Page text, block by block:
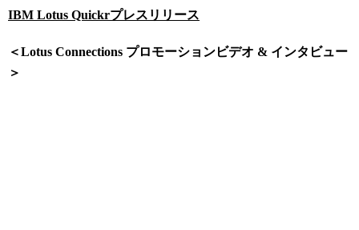
IBM Lotus Quickrプレスリリース
＜Lotus Connections プロモーションビデオ & インタビュー
＞